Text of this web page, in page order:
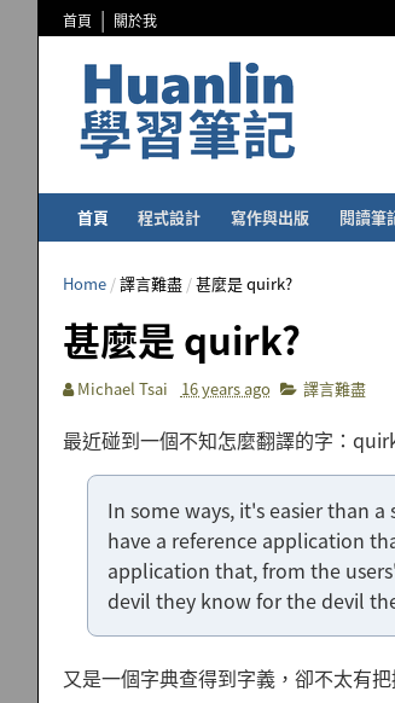
首頁 關於我
首頁 程式設計 寫作與出版 閱讀筆
Home /譯言難盡 /甚麼是 quirk?
甚麼是 quirk?
Michael Tsai 16 years ago 譯言難盡
最近碰到一個不知怎麼翻譯的字：
In some ways, it's easier than
have a reference application
application that, from the
devil they know for the devil
又是一個字典查得到字義，卻不太有